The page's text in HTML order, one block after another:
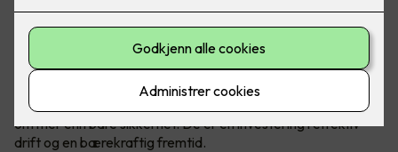
Fra trygg evakuering til grønn fremtid
I en verden der sikkerhet aldri kan tas for gitt, er nødlys en
kritisk komponent som sikrer trygghet og ro, både i
hverdagen og i krisesituasjoner. Men nødlyssystemer handler
om mer enn bare sikkerhet. De er en investering i effektiv
drift og en bærekraftig fremtid.